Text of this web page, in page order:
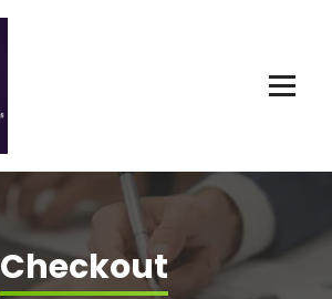
Checkout